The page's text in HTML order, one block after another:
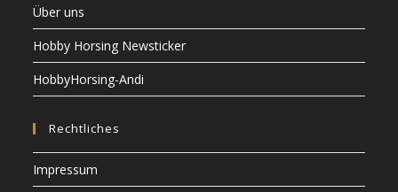
Über uns
Hobby Horsing Newsticker
HobbyHorsing-Andi
Rechtliches
Impressum